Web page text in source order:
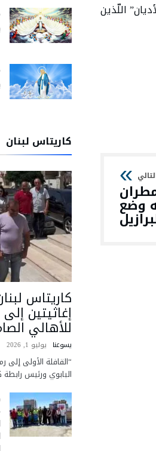
اللّذين
وضع
كاريتاس لبنان
كاريتاس
إغاثيتين
للأهالي
يسوعنا يوليو 1, 2026
“القافلة الأولى
البابوي ورئيس